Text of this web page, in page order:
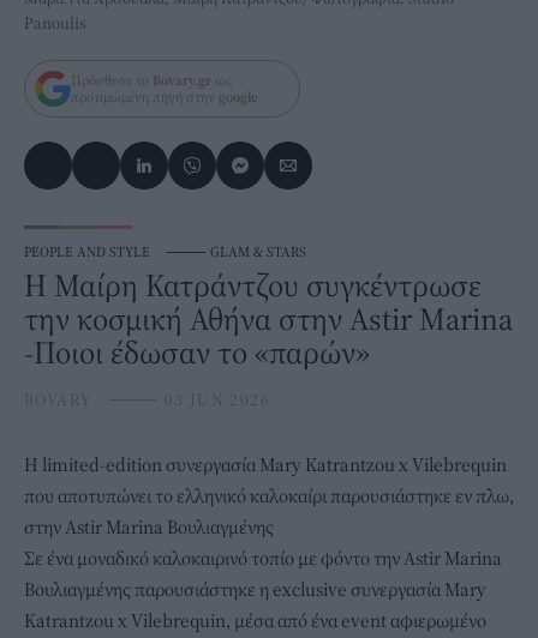
Panoulis
Πρόσθεσε το Bovary.gr ως
προτιμώμενη πηγή στην google
PEOPLE AND STYLE ⸻ GLAM & STARS
Η Μαίρη Κατράντζου συγκέντρωσε
την κοσμική Αθήνα στην Astir Marina
-Ποιοι έδωσαν το «παρών»
BOVARY ⸻ 03 JUN 2026
Η limited-edition συνεργασία Mary Katrantzou x Vilebrequin
που αποτυπώνει το ελληνικό καλοκαίρι παρουσιάστηκε εν πλω,
στην Astir Marina Βουλιαγμένης
Σε ένα μοναδικό καλοκαιρινό τοπίο με φόντο την Astir Marina
Βουλιαγμένης παρουσιάστηκε η exclusive συνεργασία Mary
Katrantzou x Vilebrequin, μέσα από ένα event αφιερωμένο